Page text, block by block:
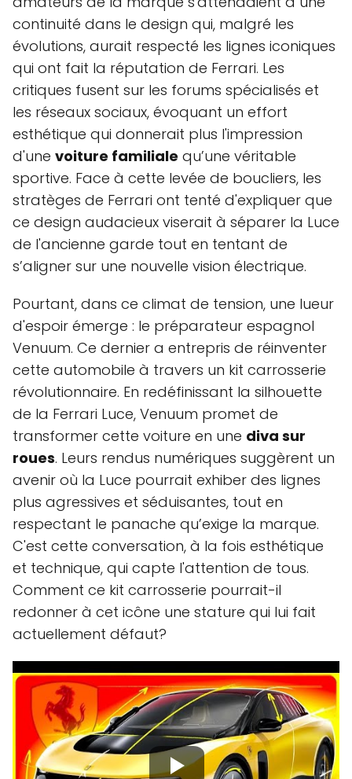
continuité dans le design qui, malgré les
évolutions, aurait respecté les lignes iconiques
qui ont fait la réputation de Ferrari. Les
critiques fusent sur les forums spécialisés et
les réseaux sociaux, évoquant un effort
esthétique qui donnerait plus l'impression
d'une voiture familiale qu’une véritable
sportive. Face à cette levée de boucliers, les
stratèges de Ferrari ont tenté d'expliquer que
ce design audacieux viserait à séparer la Luce
de l'ancienne garde tout en tentant de
s’aligner sur une nouvelle vision électrique.
Pourtant, dans ce climat de tension, une lueur
d'espoir émerge : le préparateur espagnol
Venuum. Ce dernier a entrepris de réinventer
cette automobile à travers un kit carrosserie
révolutionnaire. En redéfinissant la silhouette
de la Ferrari Luce, Venuum promet de
transformer cette voiture en une diva sur
roues. Leurs rendus numériques suggèrent un
avenir où la Luce pourrait exhiber des lignes
plus agressives et séduisantes, tout en
respectant le panache qu’exige la marque.
C'est cette conversation, à la fois esthétique
et technique, qui capte l'attention de tous.
Comment ce kit carrosserie pourrait-il
redonner à cet icône une stature qui lui fait
actuellement défaut?